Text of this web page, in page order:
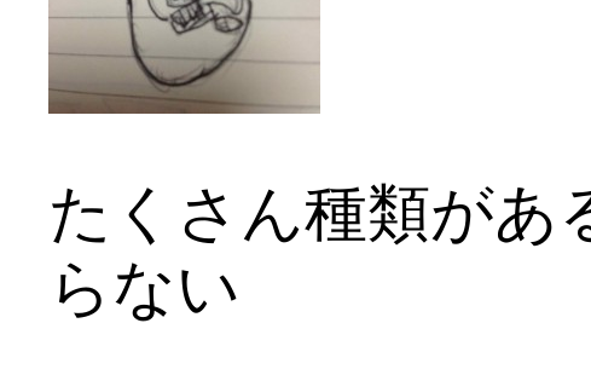
たくさん種類があ
らない